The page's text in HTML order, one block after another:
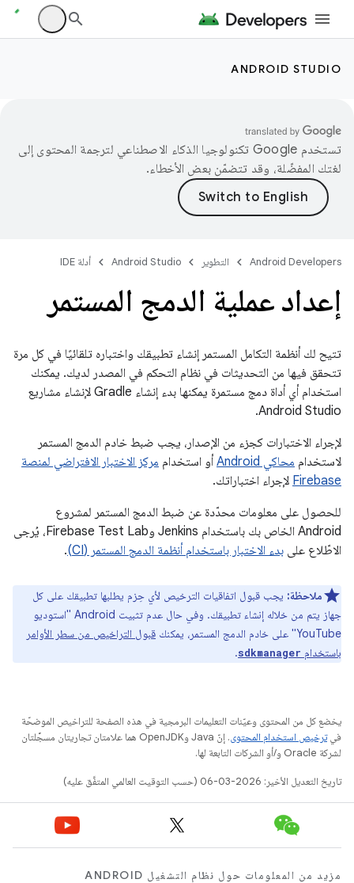
ANDROID STUDIO
تستخدم Google تكنولوجيا الذكاء الاصطناعي لترجمة المحتوى إلى
لغتك المفضّلة، وقد تتضمّن بعض الأخطاء.
Android Developers التطوير Android Studio أدلة IDE
إعداد عملية الدمج المستمر
تتيح لك أنظمة التكامل المستمر إنشاء تطبيقك واختباره تلقائيًا في كل مرة
تتحقق فيها من التحديثات في نظام التحكم في المصدر لديك. يمكنك
استخدام أي أداة دمج مستمرة يمكنها بدء إنشاء Gradle لإنشاء مشاريع
Android Studio.
لإجراء الاختبارات كجزء من الإصدار، يجب ضبط خادم الدمج المستمر
لاستخدام محاكي Android أو استخدام مركز الاختبار الافتراضي لمنصة
Firebase لإجراء اختباراتك.
للحصول على معلومات محدّدة عن ضبط الدمج المستمر لمشروع
Android الخاص بك باستخدام Jenkins وFirebase Test Lab، يُرجى
الاطّلاع على بدء الاختبار باستخدام أنظمة الدمج المستمر (CI) .
ملاحظة: يجب قبول اتفاقيات الترخيص لأي حِزم يطلبها تطبيقك على كل
جهاز يتم من خلاله إنشاء تطبيقك. وفي حال عدم تثبيت Android "استوديو
YouTube" على خادم الدمج المستمر، يمكنك
قبول التراخيص من سطر الأوامر
باستخدام sdkmanager
.
يخضع كل من المحتوى وعيّنات التعليمات البرمجية في هذه الصفحة للتراخيص الموضحّة
فيترخيص استخدام المحتوى
. إنّ Java وOpenJDK هما علامتان تجاريتان مسجَّلتان
لشركة Oracle و/أو الشركات التابعة لها.
تاريخ التعديل الأخير: 2026-03-06 (حسب التوقيت العالمي المتفَّق عليه)
مزيد من المعلومات حول نظام التشغيل ANDROID